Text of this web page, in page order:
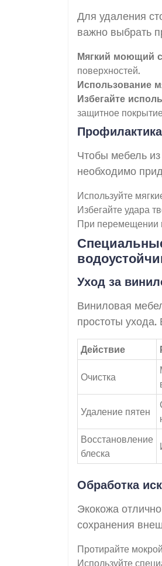
Для удаления
важно выбрать
Мягкий моющий
поверхностей.
Использование
Избегайте
защитное
Чтобы мебель
необходимо
Используйте
Избегайте удара
При перемещении
Уход за
Виниловая
простоты
Действие
Очистка
Удаление пятен
Восстановление
блеска
Обработка
Экокожа
сохранения
Протирайте
Используйте